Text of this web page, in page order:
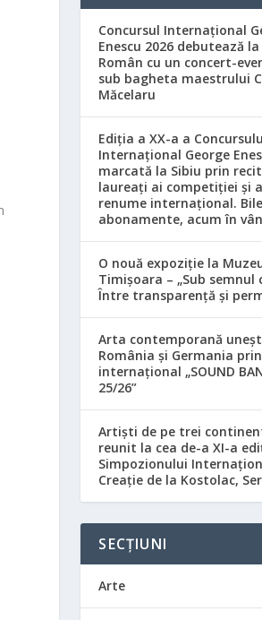
Concursul Internațional
Enescu 2026 debutează
Român cu un concert-
sub bagheta maestrului
Măcelaru
Ediția a XX-a a
Internațional George
marcată la Sibiu prin
laureați ai competiției și
renume internațional.
abonamente, acum în
O nouă expoziție la
Timișoara – „Sub semnul
Între transparență și
Arta contemporană
România și Germania
internațional „SOUND
25/26”
Artiști de pe trei
reunit la cea de-a XI-a
Simpozionului
Creație de la Kostolac,
SECȚIUNI
Arte